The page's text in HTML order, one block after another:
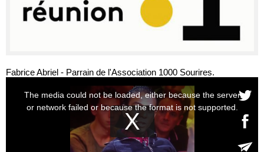
Fabrice Abriel - Parrain de l'Association 1000 Sourires.